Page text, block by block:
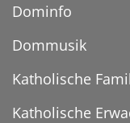
Dominfo
Dommusik
Katholische
Katholische